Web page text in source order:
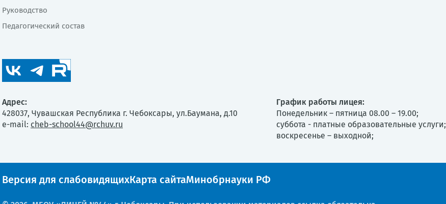
Руководство
Педагогический состав
Адрес:
428037, Чувашская Республика г. Чебоксары, ул.Баумана, д.10
e-mail: cheb-school44@rchuv.ru
График работы лицея:
Понедельник – пятница 08.00 – 19.00;
суббота - платные образовательные услуги;
воскресенье – выходной;
Версия для слабовидящихКарта сайтаМинобрнауки РФ